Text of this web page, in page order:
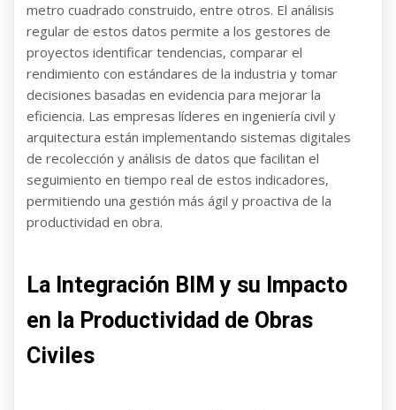
metro cuadrado construido, entre otros. El análisis
regular de estos datos permite a los gestores de
proyectos identificar tendencias, comparar el
rendimiento con estándares de la industria y tomar
decisiones basadas en evidencia para mejorar la
eficiencia. Las empresas líderes en ingeniería civil y
arquitectura están implementando sistemas digitales
de recolección y análisis de datos que facilitan el
seguimiento en tiempo real de estos indicadores,
permitiendo una gestión más ágil y proactiva de la
productividad en obra.
La Integración BIM y su Impacto
en la Productividad de Obras
Civiles